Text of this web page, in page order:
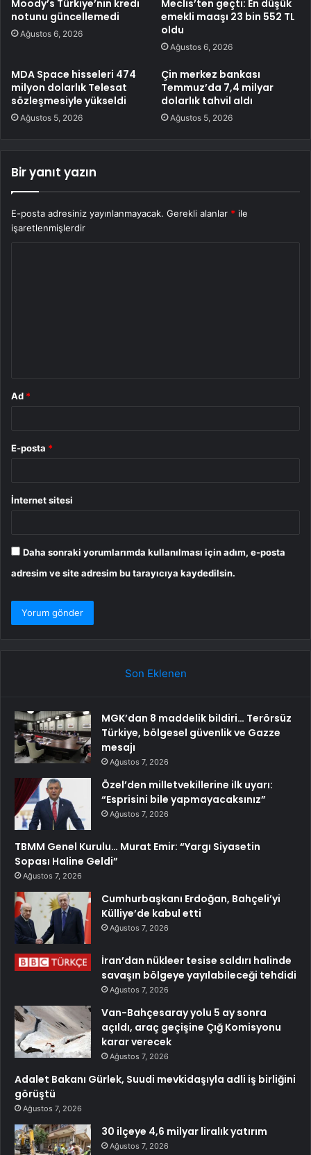
Moody’s Türkiye’nin kredi
notunu güncellemedi
Ağustos 6, 2026
Meclis’ten geçti: En düşük
emekli maaşı 23 bin 552 TL
oldu
Ağustos 6, 2026
MDA Space hisseleri 474
milyon dolarlık Telesat
sözleşmesiyle yükseldi
Ağustos 5, 2026
Çin merkez bankası
Temmuz’da 7,4 milyar
dolarlık tahvil aldı
Ağustos 5, 2026
Bir yanıt yazın
E-posta adresiniz yayınlanmayacak. Gerekli alanlar * ile
işaretlenmişlerdir
Ad *
E-posta *
İnternet sitesi
Daha sonraki yorumlarımda kullanılması için adım, e-posta
adresim ve site adresim bu tarayıcıya kaydedilsin.
Son Eklenen
MGK’dan 8 maddelik bildiri… Terörsüz
Türkiye, bölgesel güvenlik ve Gazze
mesajı
Ağustos 7, 2026
Özel’den milletvekillerine ilk uyarı:
“Esprisini bile yapmayacaksınız”
Ağustos 7, 2026
TBMM Genel Kurulu… Murat Emir: “Yargı Siyasetin
Sopası Haline Geldi”
Ağustos 7, 2026
Cumhurbaşkanı Erdoğan, Bahçeli’yi
Külliye’de kabul etti
Ağustos 7, 2026
İran’dan nükleer tesise saldırı halinde
savaşın bölgeye yayılabileceği tehdidi
Ağustos 7, 2026
Van-Bahçesaray yolu 5 ay sonra
açıldı, araç geçişine Çığ Komisyonu
karar verecek
Ağustos 7, 2026
Adalet Bakanı Gürlek, Suudi mevkidaşıyla adli iş birliğini
görüştü
Ağustos 7, 2026
30 ilçeye 4,6 milyar liralık yatırım
Ağustos 7, 2026